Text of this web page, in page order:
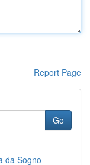
Report Page
Go
da Sogno